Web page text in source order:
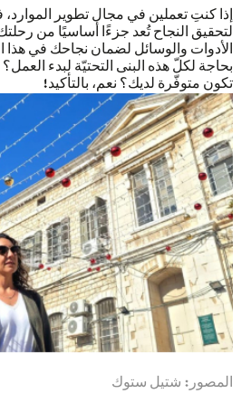
إذا كنتِ تعملين في مجال تطوير الموارد،
لتحقيق النجاح تُعد جزءًا أساسيًا من
الأدوات والوسائل لضمان نجاحك في
بحاجة لكلّ هذه البنى التحتيّة لبدء
تكون متوفّرة لديك؟ نعم، بالتأكيد!
المصور: شتيل ستوك